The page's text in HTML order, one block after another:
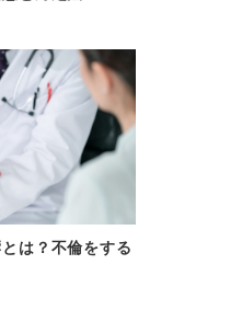
は？不倫をする